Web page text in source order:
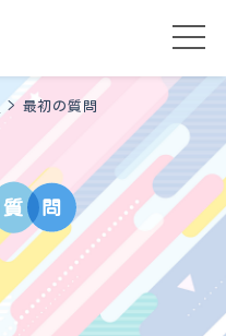
> 最初の質問
質 問